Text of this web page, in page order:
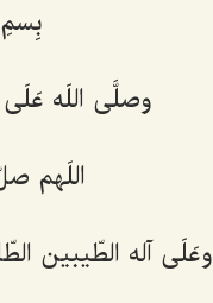
وصلَّى اللَه
اللَهم
وعَلَى آله الطّیبین